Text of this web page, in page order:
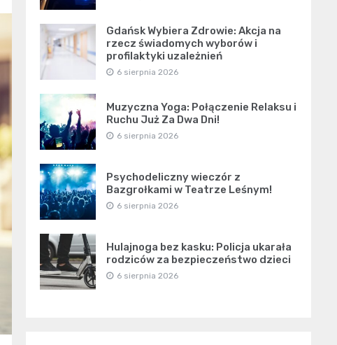
Gdańsk Wybiera Zdrowie: Akcja na
rzecz świadomych wyborów i
profilaktyki uzależnień
6 sierpnia 2026
Muzyczna Yoga: Połączenie Relaksu i
Ruchu Już Za Dwa Dni!
6 sierpnia 2026
Psychodeliczny wieczór z
Bazgrołkami w Teatrze Leśnym!
6 sierpnia 2026
Hulajnoga bez kasku: Policja ukarała
rodziców za bezpieczeństwo dzieci
6 sierpnia 2026